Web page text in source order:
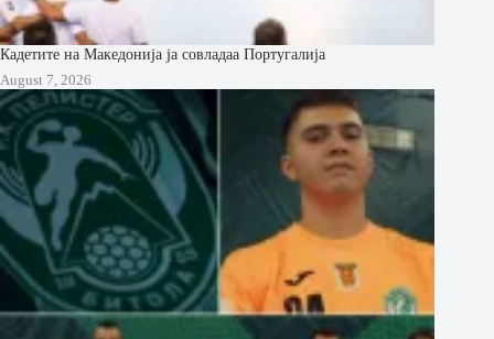
Кадетите на Македонија ја совладаа Португалија
August 7, 2026